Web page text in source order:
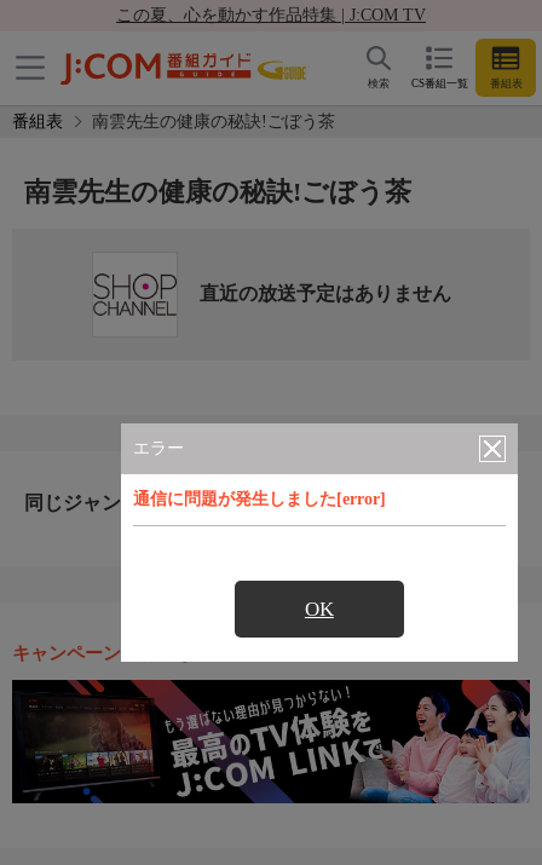
この夏、心を動かす作品特集 | J:COM TV
CS番組一覧 番組表
検索
番組表 南雲先生の健康の秘訣!ごぼう茶
エラー
通信に問題が発生しました[error]
OK
南雲先生の健康の秘訣!ごぼう茶
直近の放送予定はありません
同じジャンルのおすすめ番組
キャンペーン・お得な情報